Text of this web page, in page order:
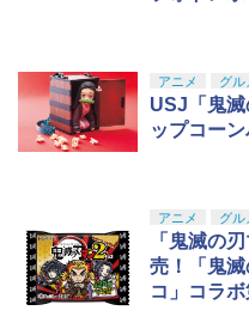
アニメ グル
USJ「鬼
ップコー
アニメ グル
「鬼滅の
売！「鬼
コ」コラ